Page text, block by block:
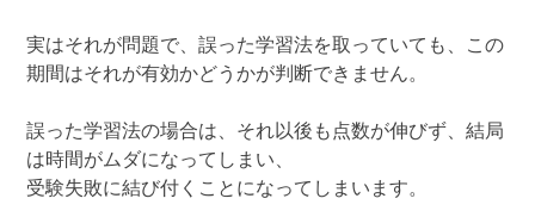
実はそれが問題で、誤った学習法を取っていても、この
期間はそれが有効かどうかが判断できません。
誤った学習法の場合は、それ以後も点数が伸びず、結局
は時間がムダになってしまい、
受験失敗に結び付くことになってしまいます。